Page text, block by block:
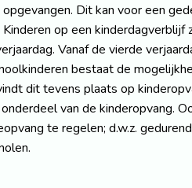
Dit kan voor een
Kinderen op een kinderdagverblijf
Vanaf de vierde
bestaat de
dit tevens plaats op
van de kinderopvang.
te regelen; d.w.z.